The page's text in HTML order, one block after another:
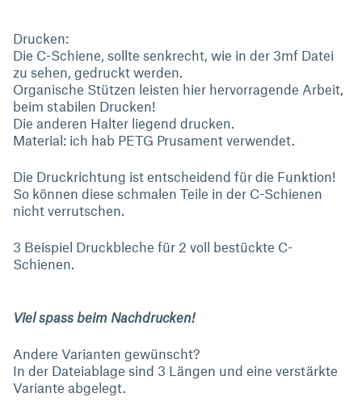
Drucken:
Die C-Schiene, sollte senkrecht, wie in der 3mf Datei
zu sehen, gedruckt werden.
Organische Stützen leisten hier hervorragende Arbeit,
beim stabilen Drucken!
Die anderen Halter liegend drucken.
Material: ich hab PETG Prusament verwendet.
Die Druckrichtung ist entscheidend für die Funktion!
So können diese schmalen Teile in der C-Schienen
nicht verrutschen.
3 Beispiel Druckbleche für 2 voll bestückte C-
Schienen.
Viel spass beim Nachdrucken!
Andere Varianten gewünscht?
In der Dateiablage sind 3 Längen und eine verstärkte
Variante abgelegt.